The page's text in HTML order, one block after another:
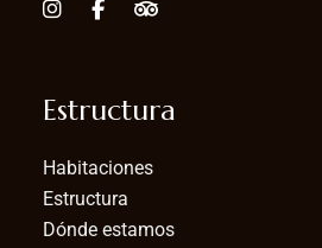
Estructura
Habitaciones
Estructura
Dónde estamos